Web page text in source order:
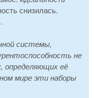
снизилась.
системы,
не
определяющих её
мире эти наборы